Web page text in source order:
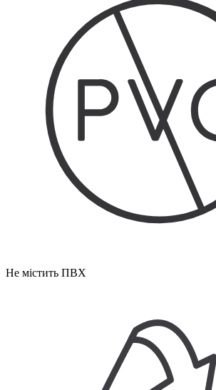
Не містить ПВХ